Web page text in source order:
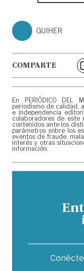
GUIHER
COMPARTE
En PERIÓDICO DEL
periodismo de calidad,
e independencia
colaboradores de este
contenidos ante los
parámetros sobre los
eventos de fraude,
interés y otras
información.